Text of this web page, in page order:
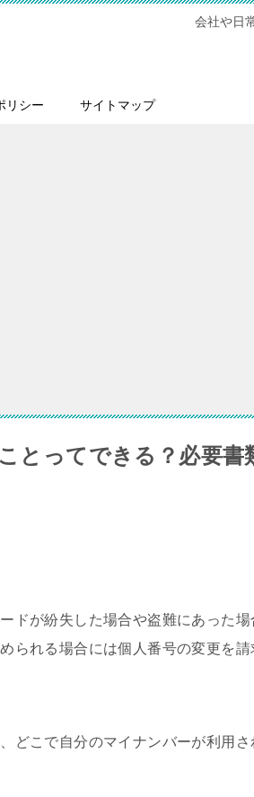
会社や日
リシー サイトマップ
とってできる？必要書
ドが紛失した場合や盗難にあった場
られる場合には個人番号の変更を
どこで自分のマイナンバーが利用さ